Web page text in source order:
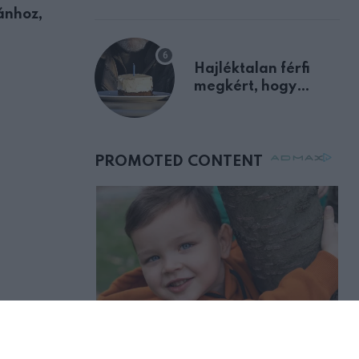
Hajléktalan férfi
megkért, hogy
mellettem ült az első